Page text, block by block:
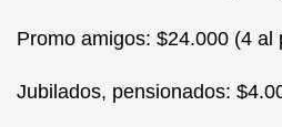
Promo amigos: $24.000 (4 al
Jubilados, pensionados: